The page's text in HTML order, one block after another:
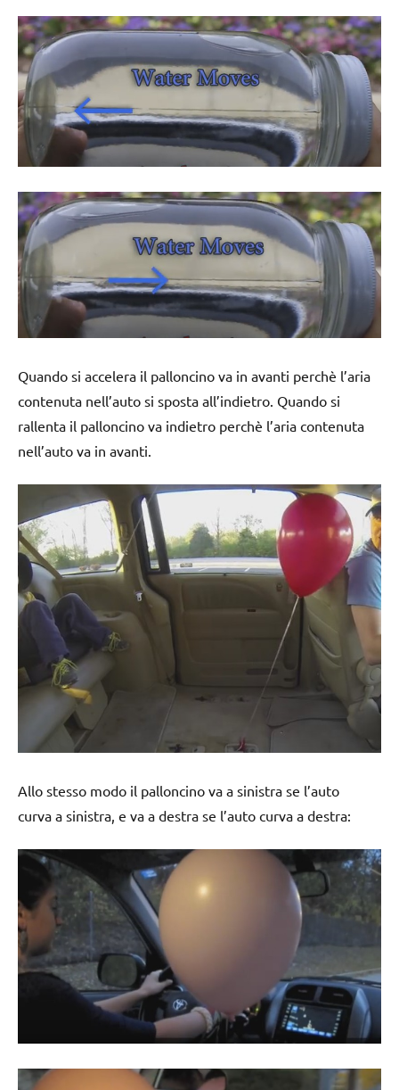
Quando si accelera il palloncino va in avanti perchè l’aria
contenuta nell’auto si sposta all’indietro. Quando si
rallenta il palloncino va indietro perchè l’aria contenuta
nell’auto va in avanti.
Allo stesso modo il palloncino va a sinistra se l’auto
curva a sinistra, e va a destra se l’auto curva a destra: